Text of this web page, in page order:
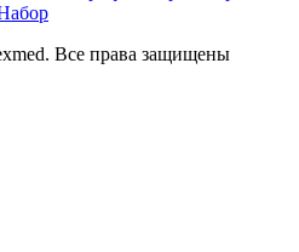
Все права защищены